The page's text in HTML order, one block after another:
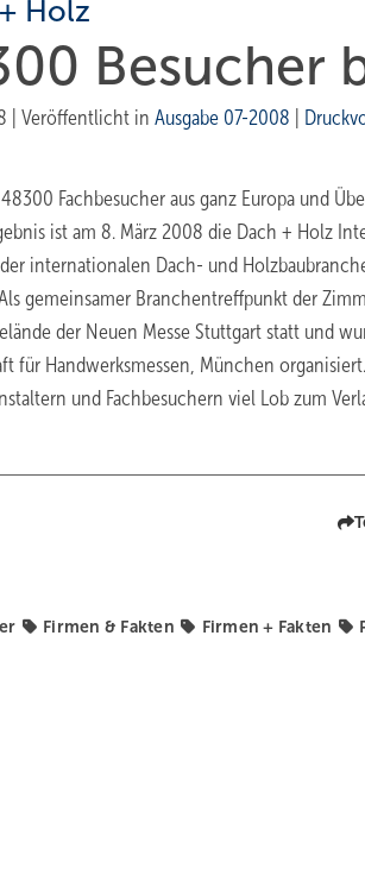
Holz
Besucher
Veröffentlicht in Ausgabe 07-2008
48300 Fachbesucher aus ganz Europa und
ist am 8. März 2008 die Dach + Holz
der internationalen Dach- und
gemeinsamer Branchentreffpunkt der
der Neuen Messe Stuttgart statt und
für Handwerksmessen, München
und Fachbesuchern viel Lob zum
Firmen & Fakten Firmen + Fakten